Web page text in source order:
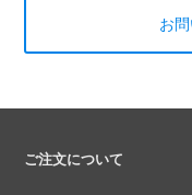
お
ご注文について